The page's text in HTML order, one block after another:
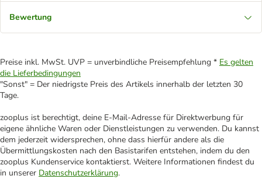
Bewertung
Preise inkl. MwSt. UVP = unverbindliche Preisempfehlung * Es gelten
die Lieferbedingungen
"Sonst" = Der niedrigste Preis des Artikels innerhalb der letzten 30
Tage.
zooplus ist berechtigt, deine E-Mail-Adresse für Direktwerbung für
eigene ähnliche Waren oder Dienstleistungen zu verwenden. Du kannst
dem jederzeit widersprechen, ohne dass hierfür andere als die
Übermittlungskosten nach den Basistarifen entstehen, indem du den
zooplus Kundenservice kontaktierst. Weitere Informationen findest du
in unserer Datenschutzerklärung.